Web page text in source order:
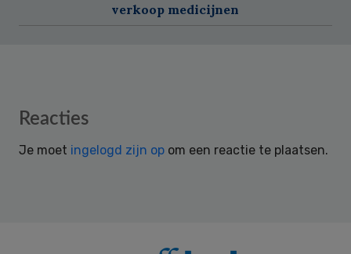
verkoop medicijnen
Reader
Reacties
Je moet ingelogd zijn op om een reactie te plaatsen.